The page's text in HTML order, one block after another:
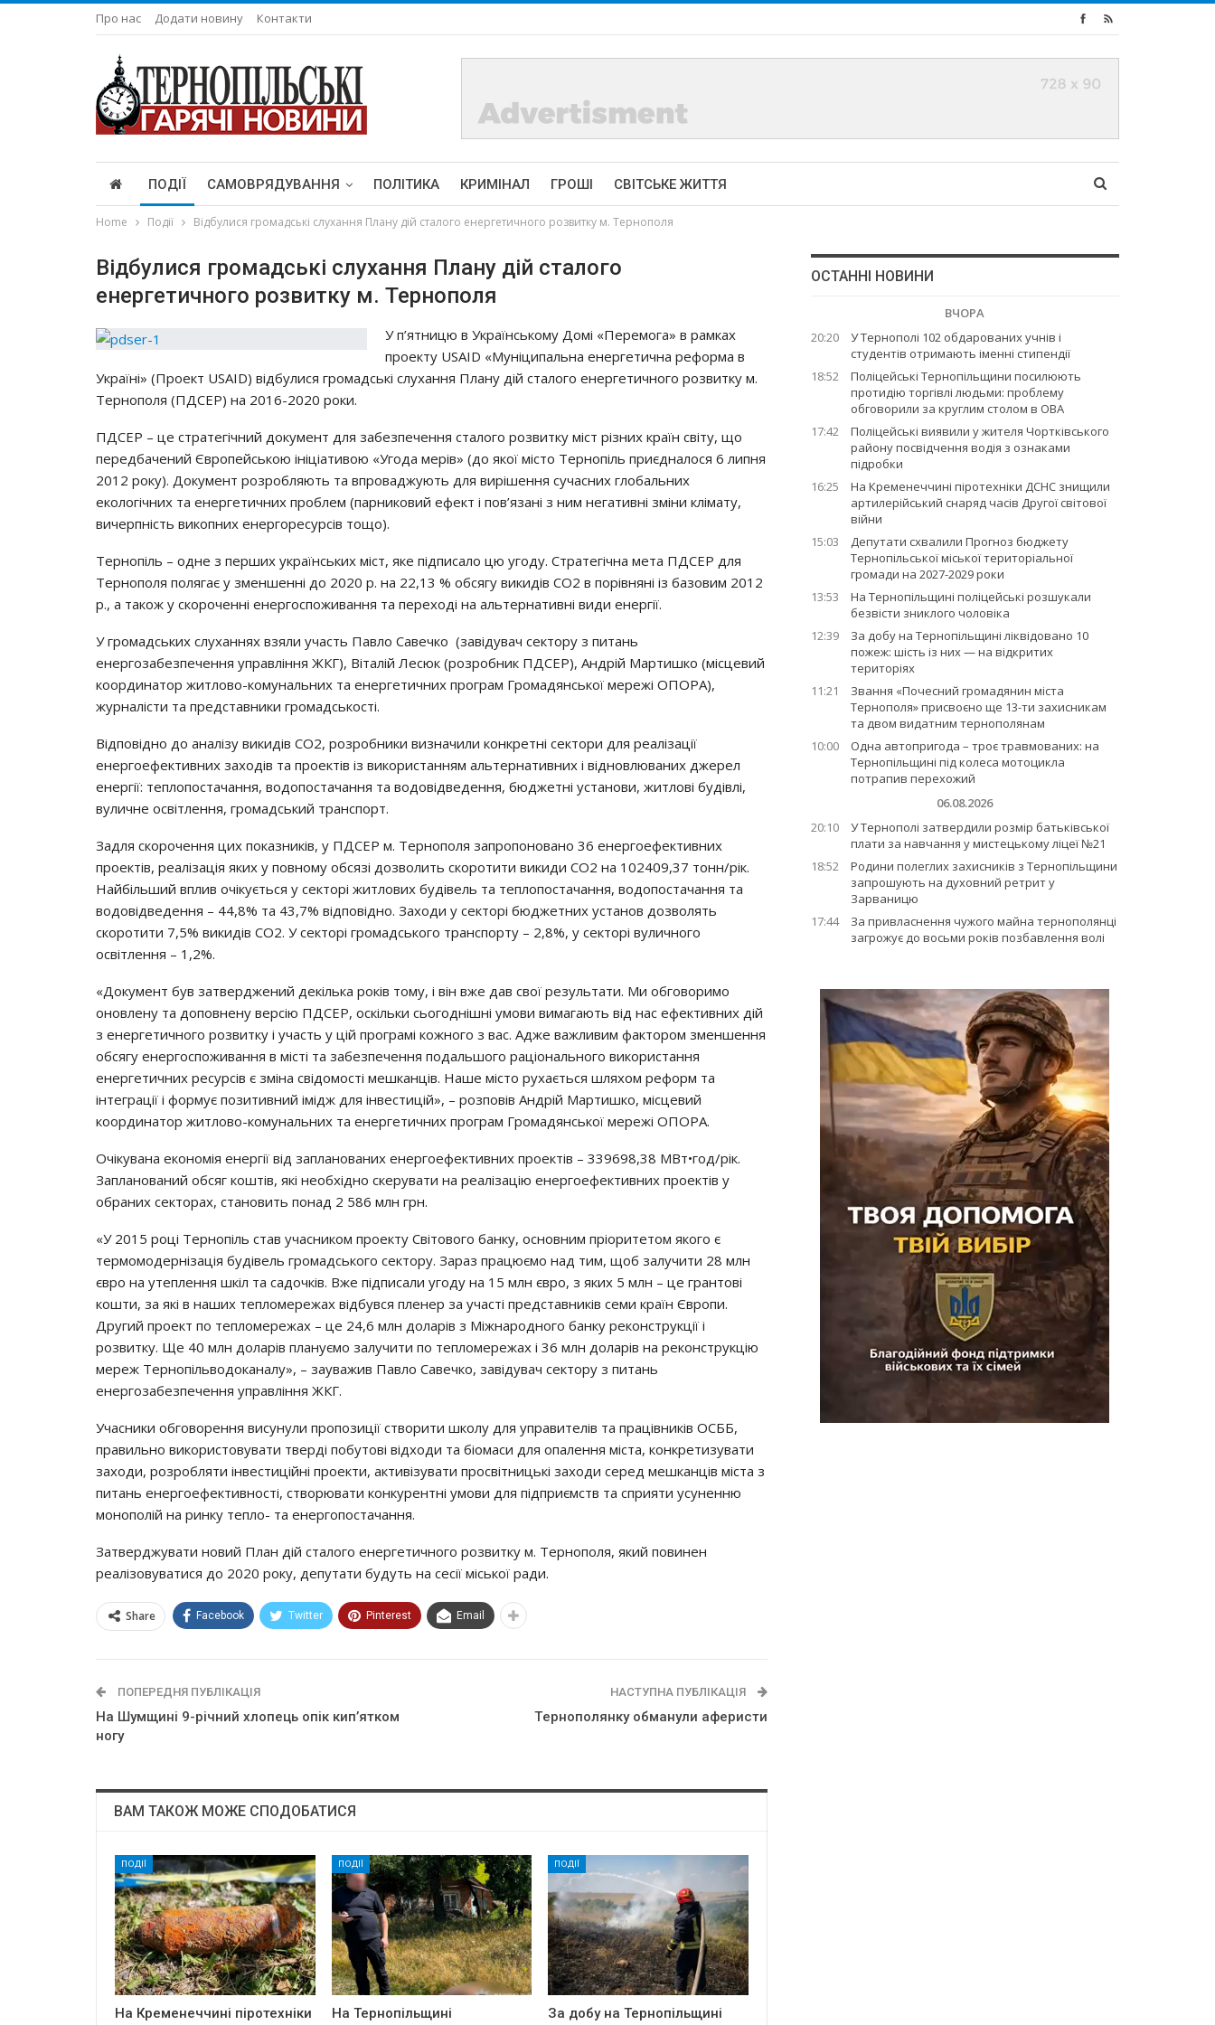
Про нас Додати новину Контакти
ПОДІЇ САМОВРЯДУВАННЯ ПОЛІТИКА КРИМІНАЛ ГРОШІ СВІТСЬКЕ ЖИТТЯ
Home Події Відбулися громадські слухання Плану дій сталого енергетичного розвитку м. Тернополя
Відбулися громадські слухання Плану дій сталого
енергетичного розвитку м. Тернополя
У п’ятницю в Українському Домі «Перемога» в рамках
проекту USAID «Муніципальна енергетична реформа в
Україні» (Проект USAID) відбулися громадські слухання Плану дій сталого енергетичного розвитку м.
Тернополя (ПДСЕР) на 2016-2020 роки.
ПДСЕР – це стратегічний документ для забезпечення сталого розвитку міст різних країн світу, що
передбачений Європейською ініціативою «Угода мерів» (до якої місто Тернопіль приєдналося 6 липня
2012 року). Документ розробляють та впроваджують для вирішення сучасних глобальних
екологічних та енергетичних проблем (парниковий ефект і пов’язані з ним негативні зміни клімату,
вичерпність викопних енергоресурсів тощо).
Тернопіль – одне з перших українських міст, яке підписало цю угоду. Стратегічна мета ПДСЕР для
Тернополя полягає у зменшенні до 2020 р. на 22,13 % обсягу викидів СО2 в порівняні із базовим 2012
р., а також у скороченні енергоспоживання та переході на альтернативні види енергії.
У громадських слуханнях взяли участь Павло Савечко (завідувач сектору з питань
енергозабезпечення управління ЖКГ), Віталій Лесюк (розробник ПДСЕР), Андрій Мартишко (місцевий
координатор житлово-комунальних та енергетичних програм Громадянської мережі ОПОРА),
журналісти та представники громадськості.
Відповідно до аналізу викидів СО2, розробники визначили конкретні сектори для реалізації
енергоефективних заходів та проектів із використанням альтернативних і відновлюваних джерел
енергії: теплопостачання, водопостачання та водовідведення, бюджетні установи, житлові будівлі,
вуличне освітлення, громадський транспорт.
Задля скорочення цих показників, у ПДСЕР м. Тернополя запропоновано 36 енергоефективних
проектів, реалізація яких у повному обсязі дозволить скоротити викиди СО2 на 102409,37 тонн/рік.
Найбільший вплив очікується у секторі житлових будівель та теплопостачання, водопостачання та
водовідведення – 44,8% та 43,7% відповідно. Заходи у секторі бюджетних установ дозволять
скоротити 7,5% викидів СО2. У секторі громадського транспорту – 2,8%, у секторі вуличного
освітлення – 1,2%.
«Документ був затверджений декілька років тому, і він вже дав свої результати. Ми обговоримо
оновлену та доповнену версію ПДСЕР, оскільки сьогоднішні умови вимагають від нас ефективних дій
з енергетичного розвитку і участь у цій програмі кожного з вас. Адже важливим фактором зменшення
обсягу енергоспоживання в місті та забезпечення подальшого раціонального використання
енергетичних ресурсів є зміна свідомості мешканців. Наше місто рухається шляхом реформ та
інтеграції і формує позитивний імідж для інвестицій», – розповів Андрій Мартишко, місцевий
координатор житлово-комунальних та енергетичних програм Громадянської мережі ОПОРА.
Очікувана економія енергії від запланованих енергоефективних проектів – 339698,38 МВт•год/рік.
Запланований обсяг коштів, які необхідно скерувати на реалізацію енергоефективних проектів у
обраних секторах, становить понад 2 586 млн грн.
«У 2015 році Тернопіль став учасником проекту Світового банку, основним пріоритетом якого є
термомодернізація будівель громадського сектору. Зараз працюємо над тим, щоб залучити 28 млн
євро на утеплення шкіл та садочків. Вже підписали угоду на 15 млн євро, з яких 5 млн – це грантові
кошти, за які в наших тепломережах відбувся пленер за участі представників семи країн Європи.
Другий проект по тепломережах – це 24,6 млн доларів з Міжнародного банку реконструкції і
розвитку. Ще 40 млн доларів плануємо залучити по тепломережах і 36 млн доларів на реконструкцію
мереж Тернопільводоканалу», – зауважив Павло Савечко, завідувач сектору з питань
енергозабезпечення управління ЖКГ.
Учасники обговорення висунули пропозиції створити школу для управителів та працівників ОСББ,
правильно використовувати тверді побутові відходи та біомаси для опалення міста, конкретизувати
заходи, розробляти інвестиційні проекти, активізувати просвітницькі заходи серед мешканців міста з
питань енергоефективності, створювати конкурентні умови для підприємств та сприяти усуненню
монополій на ринку тепло- та енергопостачання.
Затверджувати новий План дій сталого енергетичного розвитку м. Тернополя, який повинен
реалізовуватися до 2020 року, депутати будуть на сесії міської ради.
Share Facebook Twitter Pinterest Email
ПОПЕРЕДНЯ ПУБЛІКАЦІЯ
На Шумщині 9-річний хлопець oпiк кип’яткoм
ногу
НАСТУПНА ПУБЛІКАЦІЯ
Тepнoпoлянкy oбмaнyли aфepиcти
ВАМ ТАКОЖ МОЖЕ СПОДОБАТИСЯ
ПОДІЇ
На Кременеччині піротехніки
ПОДІЇ
На Тернопільщині
ПОДІЇ
За добу на Тернопільщині
ОСТАННІ НОВИНИ
ВЧОРА
20:20
У Тернополі 102 обдарованих учнів і
студентів отримають іменні стипендії
18:52
Поліцейські Тернопільщини посилюють
протидію торгівлі людьми: проблему
обговорили за круглим столом в ОВА
17:42
Поліцейські виявили у жителя Чортківського
району посвідчення водія з ознаками
підробки
16:25
На Кременеччині піротехніки ДСНС знищили
артилерійський снаряд часів Другої світової
війни
15:03
Депутати схвалили Прогноз бюджету
Тернопільської міської територіальної
громади на 2027-2029 роки
13:53
На Тернопільщині поліцейські розшукали
безвісти зниклого чоловіка
12:39
За добу на Тернопільщині ліквідовано 10
пожеж: шість із них — на відкритих
територіях
11:21
Звання «Почесний громадянин міста
Тернополя» присвоєно ще 13-ти захисникам
та двом видатним тернополянам
10:00
Одна автопригода – троє травмованих: на
Тернопільщині під колеса мотоцикла
потрапив перехожий
06.08.2026
20:10
У Тернополі затвердили розмір батьківської
плати за навчання у мистецькому ліцеї №21
18:52
Родини полеглих захисників з Тернопільщини
запрошують на духовний ретрит у
Зарваницю
17:44
За привласнення чужого майна тернополянці
загрожує до восьми років позбавлення волі